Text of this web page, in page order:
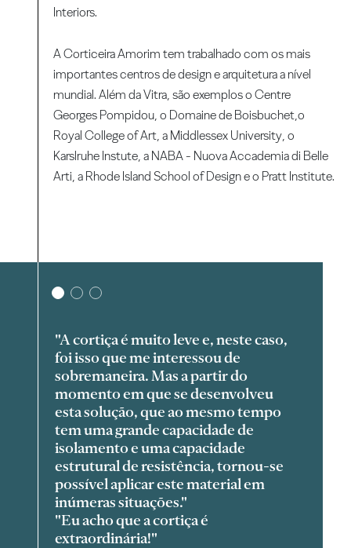
Interiors.
A Corticeira Amorim tem trabalhado com os mais
importantes centros de design e arquitetura a nível
mundial. Além da Vitra, são exemplos o Centre
Georges Pompidou, o Domaine de Boisbuchet,o
Royal College of Art, a Middlessex University, o
Karslruhe Instute, a NABA - Nuova Accademia di Belle
Arti, a Rhode Island School of Design e o Pratt Institute.
"A cortiça é muito leve e, neste caso,
foi isso que me interessou de
sobremaneira. Mas a partir do
momento em que se desenvolveu
esta solução, que ao mesmo tempo
tem uma grande capacidade de
isolamento e uma capacidade
estrutural de resistência, tornou-se
possível aplicar este material em
inúmeras situações."
"Eu acho que a cortiça é
extraordinária!"